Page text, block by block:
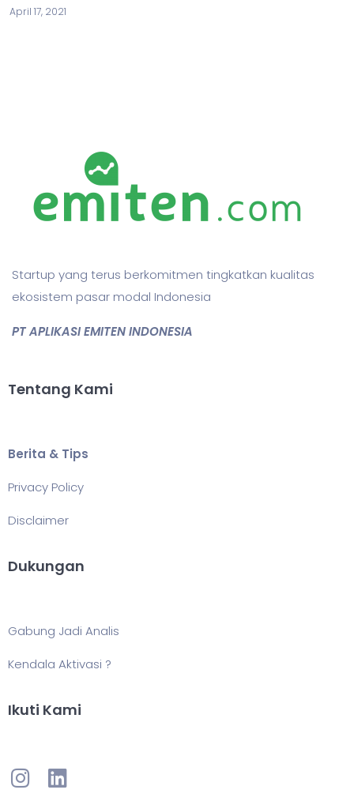
April 17, 2021
Startup yang terus berkomitmen tingkatkan kualitas
ekosistem pasar modal Indonesia
PT APLIKASI EMITEN INDONESIA
Tentang Kami
Berita & Tips
Privacy Policy
Disclaimer
Dukungan
Gabung Jadi Analis
Kendala Aktivasi ?
Ikuti Kami